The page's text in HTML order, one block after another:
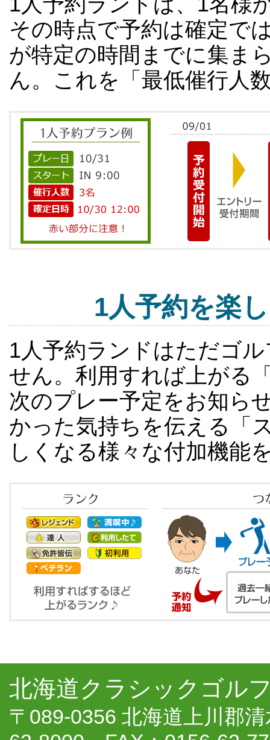
その時点で予約は確定で
が特定の時間までに集ま
ん。これを「最低催行人
1人予約を楽
1人予約ランドはただゴ
せん。利用すれば上がる
次のプレー予定をお知ら
かった気持ちを伝える「
しくなる様々な付加機能
北海道クラシックゴル
〒089-0356 北海道上川郡